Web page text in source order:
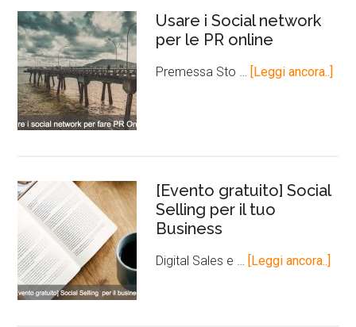
Usare i Social network
per le PR online
Premessa Sto … [Leggi ancora..]
[Evento gratuito] Social
Selling per il tuo
Business
Digital Sales e … [Leggi ancora..]